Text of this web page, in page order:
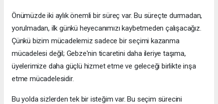
Önümüzde iki aylık önemli bir süreç var. Bu süreçte durmadan,
yorulmadan, ilk günkü heyecanımızı kaybetmeden çalışacağız.
Çünkü bizim mücadelemiz sadece bir seçimi kazanma
mücadelesi değil; Gebze'nin ticaretini daha ileriye taşıma,
üyelerimize daha güçlü hizmet etme ve geleceği birlikte inşa
etme mücadelesidir.
Bu yolda sizlerden tek bir isteğim var. Bu seçim sürecini